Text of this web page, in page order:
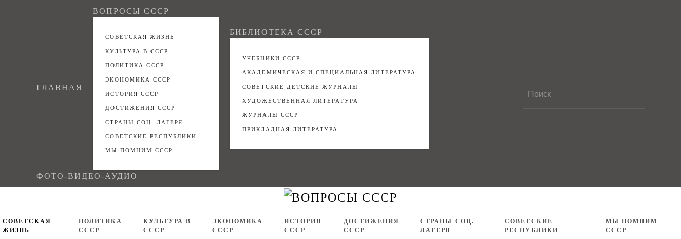
ГЛАВНАЯ
ВОПРОСЫ СССР
СОВЕТСКАЯ ЖИЗНЬ
КУЛЬТУРА В СССР
ПОЛИТИКА СССР
ЭКОНОМИКА СССР
ИСТОРИЯ СССР
ДОСТИЖЕНИЯ СССР
СТРАНЫ СОЦ. ЛАГЕРЯ
СОВЕТСКИЕ РЕСПУБЛИКИ
МЫ ПОМНИМ СССР
БИБЛИОТЕКА СССР
УЧЕБНИКИ СССР
АКАДЕМИЧЕСКАЯ И СПЕЦИАЛЬНАЯ ЛИТЕРАТУРА
СОВЕТСКИЕ ДЕТСКИЕ ЖУРНАЛЫ
ХУДОЖЕСТВЕННАЯ ЛИТЕРАТУРА
ЖУРНАЛЫ СССР
ПРИКЛАДНАЯ ЛИТЕРАТУРА
ФОТО-ВИДЕО-АУДИО
СОВЕТСКАЯ
ЖИЗНЬ
ПОЛИТИКА
СССР
КУЛЬТУРА В
СССР
ЭКОНОМИКА
СССР
ИСТОРИЯ
СССР
ДОСТИЖЕНИЯ
СССР
СТРАНЫ СОЦ.
ЛАГЕРЯ
СОВЕТСКИЕ
РЕСПУБЛИКИ
МЫ ПОМНИМ
СССР